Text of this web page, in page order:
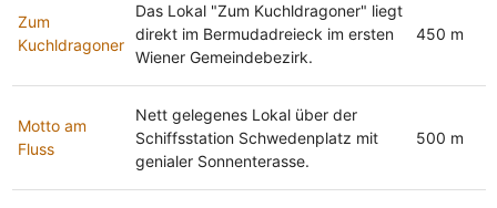
Zum
Kuchldragoner
Das Lokal "Zum Kuchldragoner" liegt
direkt im Bermudadreieck im ersten
Wiener Gemeindebezirk.
450 m
Motto am
Fluss
Nett gelegenes Lokal über der
Schiffsstation Schwedenplatz mit
genialer Sonnenterasse.
500 m